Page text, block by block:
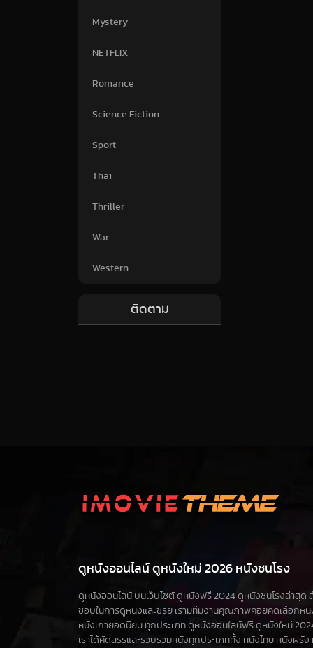
Mystery
NETFLIX
Romance
Science Fiction
Sport
Thai
Thriller
War
Western
ติดตาม
ดูหนังออนไลน์ ดูหนังใหม่ 2026 หนังชนโรง
ดูหนังออนไลน์ บนเว็บไซต์ ดูหนังฟรี 2024 ดูหนังชนโรงล่าสุด
ชอบในการดูหนังและซีรี่ย์ เรามีทีมงานคุณภาพคอยคัดเลือกหนั
หนังเก่ายอดนิยม ทุกประเภท ดูหนังออนไลน์ฟรี ดูหนังใหม่
เราได้คัดสรรและรวบรวมหนังทุกประเภททั้ง หนังไทย หนังฝรั่ง